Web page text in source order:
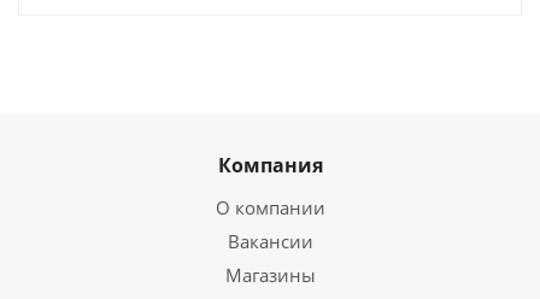
Компания
О компании
Вакансии
Магазины